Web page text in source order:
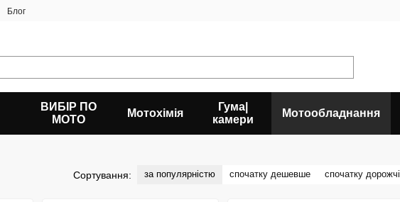
Блог
ВИБІР ПО
МОТО
Мотохімія
Гума|
камери
Мотообладнання
Сортування: за популярністю спочатку дешевше спочатку дорожчі